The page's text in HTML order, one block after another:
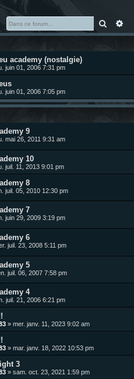
academy (nostalgie)
juin 01, 2006 7:31 pm
juin 01, 2006 7:05 pm
9
mai 26, 2011 9:31 am
10
juil. 11, 2013 9:01 pm
8
juil. 05, 2010 12:30 pm
7
juin 29, 2009 3:19 pm
6
juil. 23, 2008 5:11 pm
5
juil. 06, 2007 7:58 pm
4
juil. 21, 2006 6:21 pm
» mer. janv. 11, 2023 9:02 am
» mar. janv. 18, 2022 10:53 pm
3
» sam. oct. 23, 2021 1:59 pm